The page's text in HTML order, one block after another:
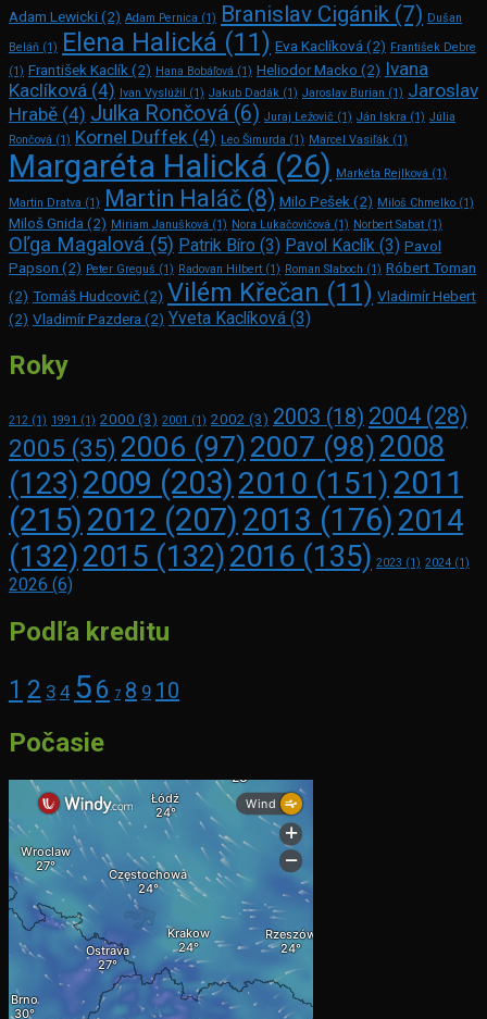
Adam Lewicki(2) Adam Pernica (1) Branislav Cigánik (7) Dušan
Beláň (1) Elena Halická (11) Eva Kaclíková (2) František Debre
(1) František Kaclík (2) Hana Bobáľová (1) Heliodor Macko (2) Ivana
Kaclíková (4) Ivan Vyslúžil (1) Jakub Dadák (1) Jaroslav Burian (1) Jaroslav
Hrabě (4) Julka Rončová (6) Juraj Ležovič (1) Ján Iskra (1) Júlia
Rončová (1) Kornel Duffek (4) Leo Šimurda (1) Marcel Vasiľák (1)
Margaréta Halická (26) Markéta Rejlková (1)
Martin Dratva (1) Martin Haláč (8) Milo Pešek (2) Miloš Chmelko (1)
Miloš Gnida (2) Miriam Janušková (1) Nora Lukačovičová (1) Norbert Sabat (1)
Oľga Magalová (5) Patrik Bíro (3) Pavol Kaclík (3) Pavol
Papson (2) Peter Greguš (1) Radovan Hilbert (1) Roman Slaboch (1) Róbert Toman
(2) Tomáš Hudcovič(2) Vilém Křečan (11) Vladimír Hebert
(2) Vladimír Pazdera (2) Yveta Kaclíková (3)
Roky
212 (1) 1991 (1) 2000 (3) 2001 (1) 2002 (3) 2003 (18) 2004 (28)
2005 (35) 2006 (97) 2007 (98) 2008
(123)2009 (203) 2010 (151) 2011
(215) 2012 (207) 2013 (176) 2014
(132)2015 (132)2016 (135) 2023 (1) 2024 (1)
2026 (6)
Podľa kreditu
1 2 3 4 56 7 8 9 10
Počasie